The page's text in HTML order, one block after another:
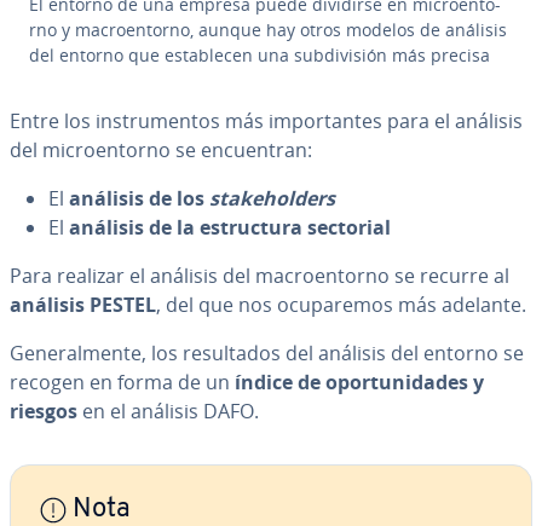
rno y ma­croe­n­to­rno, aunque hay otros modelos de análisis
del entorno que es­ta­ble­cen una su­b­di­vi­sión más precisa
Entre los in­s­tru­me­n­tos más im­po­r­ta­n­tes para el análisis
del mi­croe­n­to­rno se en­cue­n­tran:
El análisis de los sta­keho­l­de­rs
El análisis de la es­tru­c­tu­ra sectorial
Para realizar el análisis del ma­croe­n­to­rno se recurre al
análisis PESTEL, del que nos ocu­pa­re­mos más adelante.
Ge­ne­ra­l­me­n­te, los re­su­l­ta­dos del análisis del entorno se
recogen en forma de un índice de opo­r­tu­ni­da­des y
riesgos en el análisis DAFO.
Nota